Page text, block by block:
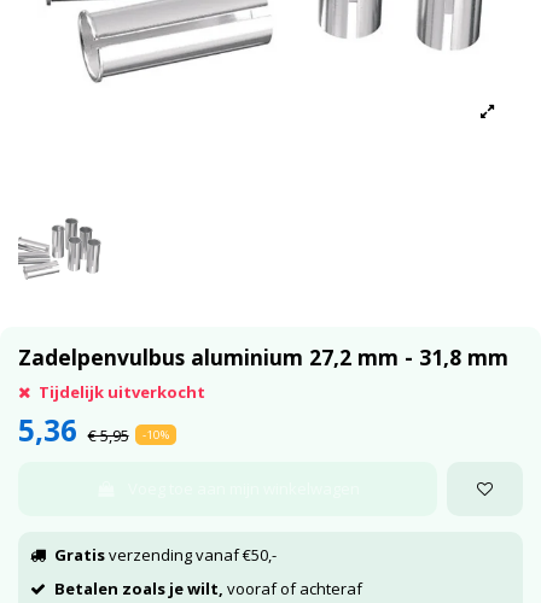
Zadelpenvulbus aluminium 27,2 mm - 31,8 mm
Tijdelijk uitverkocht
5,36 € 5,95 -10%
Gratisverzending vanaf €50,-
Betalen zoals je wilt, vooraf of achteraf